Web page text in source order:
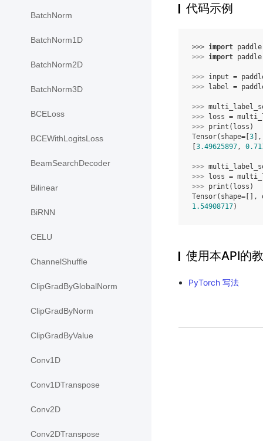
BatchNorm
BatchNorm1D
BatchNorm2D
BatchNorm3D
BCELoss
BCEWithLogitsLoss
BeamSearchDecoder
Bilinear
BiRNN
CELU
ChannelShuffle
ClipGradByGlobalNorm
ClipGradByNorm
ClipGradByValue
Conv1D
Conv1DTranspose
Conv2D
Conv2DTranspose
代码示例
>>> import paddle
>>> import
>>> input =
>>> label =
>>>
>>> loss =
>>> print ( loss )
Tensor(shape=[3],
[3.49625897 ,
>>>
>>> loss =
>>> print ( loss )
Tensor(shape=[],
1.54908717)
使用本API的
PyTorch 写法